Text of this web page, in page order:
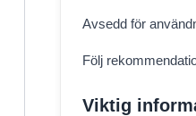
Avsedd för
Följ
Viktig